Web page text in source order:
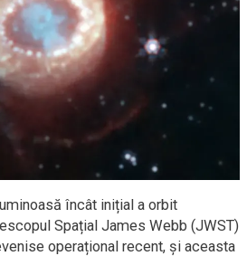
încât inițial a orbit
Spațial James Webb (JWST)
operațional recent, și aceasta